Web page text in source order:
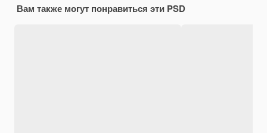
Вам также могут понравиться эти PSD